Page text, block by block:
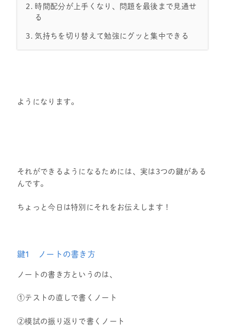
時間配分が上手くなり、問題を最後まで見通せ
る
気持ちを切り替えて勉強にグッと集中できる
ようになります。
それができるようになるためには、実は3つの鍵がある
んです。
ちょっと今日は特別にそれをお伝えします！
鍵1 ノートの書き方
ノートの書き方というのは、
①テストの直しで書くノート
②模試の振り返りで書くノート